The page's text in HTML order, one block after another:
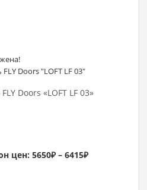
Doors «LOFT LF 03»
цен: 5650₽ – 6415₽
Выбрать >